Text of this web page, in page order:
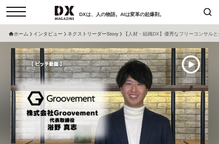
DXは、人の物語。AIは変革の起爆剤。
コラム インタビュー
セミナー ニュース
サービスメニュー 日本オムニチャネル協会
トップページ
動画
検索
現在開催予定のセミナー
セミナー
非公開: 【8/6開催】AIエージェン
ホーム インタビュー ネクストリーダーStory 【人材・組織DX】優秀なフリーコンサル